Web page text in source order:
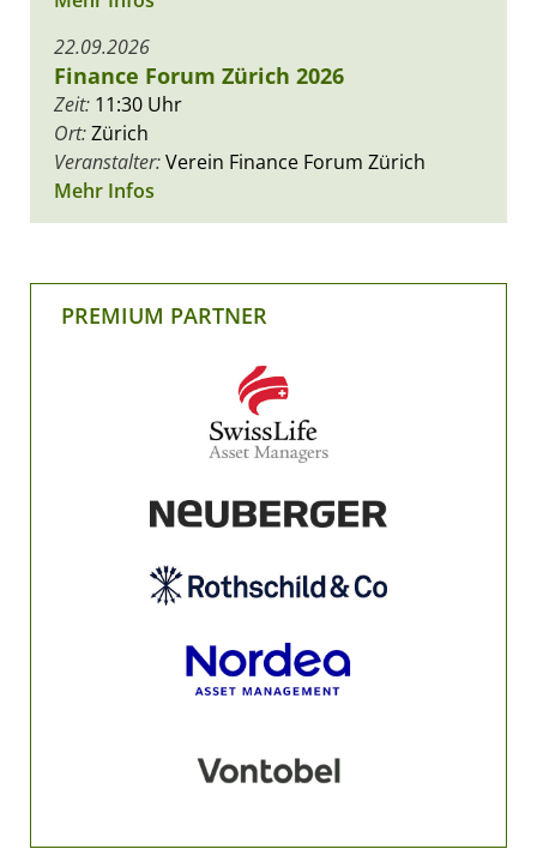
22.09.2026
Finance Forum Zürich 2026
Zeit: 11:30 Uhr
Ort:Zürich
Veranstalter:Verein Finance Forum Zürich
Mehr Infos
PREMIUM PARTNER